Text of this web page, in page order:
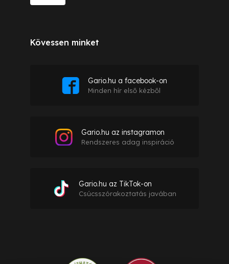
Kövessen minket
Gario.hu a facebook-on
Minden hír első kézből
Gario.hu az instagramon
Rendszeres adag inspiráció
Gario.hu az TikTok-on
Csúcsszórakoztatás javában